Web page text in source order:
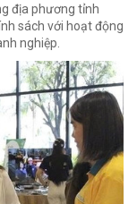
địa phương tỉnh
sách với hoạt động
nghiệp.